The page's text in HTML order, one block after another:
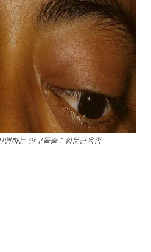
행하는 안구돌출 : 횡문근육종